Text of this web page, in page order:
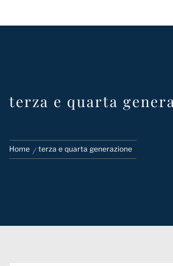
terza e quarta
Home terza e quarta generazione